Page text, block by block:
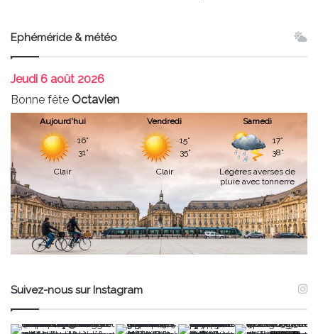
Ephéméride & météo
Jeudi 6 août 2026
Bonne fête Octavien
Aujourd'hui
16°
31°
Clair
Vendredi
15°
35°
Clair
Samedi
17°
38°
Légères averses de
pluie avec tonnerre
Suivez-nous sur Instagram